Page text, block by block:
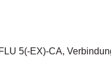
5(-EX)-CA,